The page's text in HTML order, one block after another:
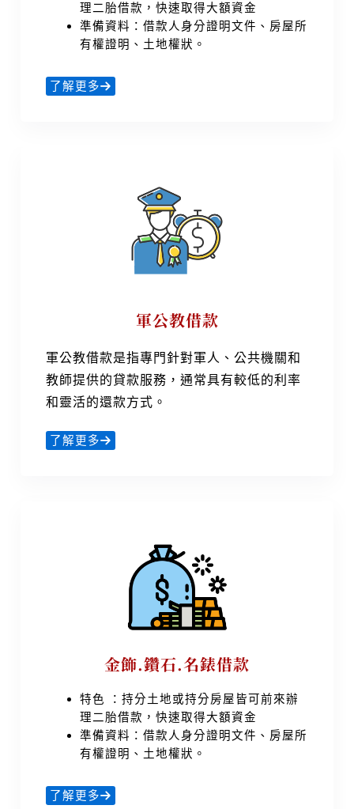
理二胎借款，快速取得大額資金
準備資料：借款人身分證明文件、房屋所
有權證明、土地權狀。
了解更多
軍公教借款
軍公教借款是指專門針對軍人、公共機關和
教師提供的貸款服務，通常具有較低的利率
和靈活的還款方式。
了解更多
金飾.鑽石.名錶借款
特色 ：持分土地或持分房屋皆可前來辦
理二胎借款，快速取得大額資金
準備資料：借款人身分證明文件、房屋所
有權證明、土地權狀。
了解更多